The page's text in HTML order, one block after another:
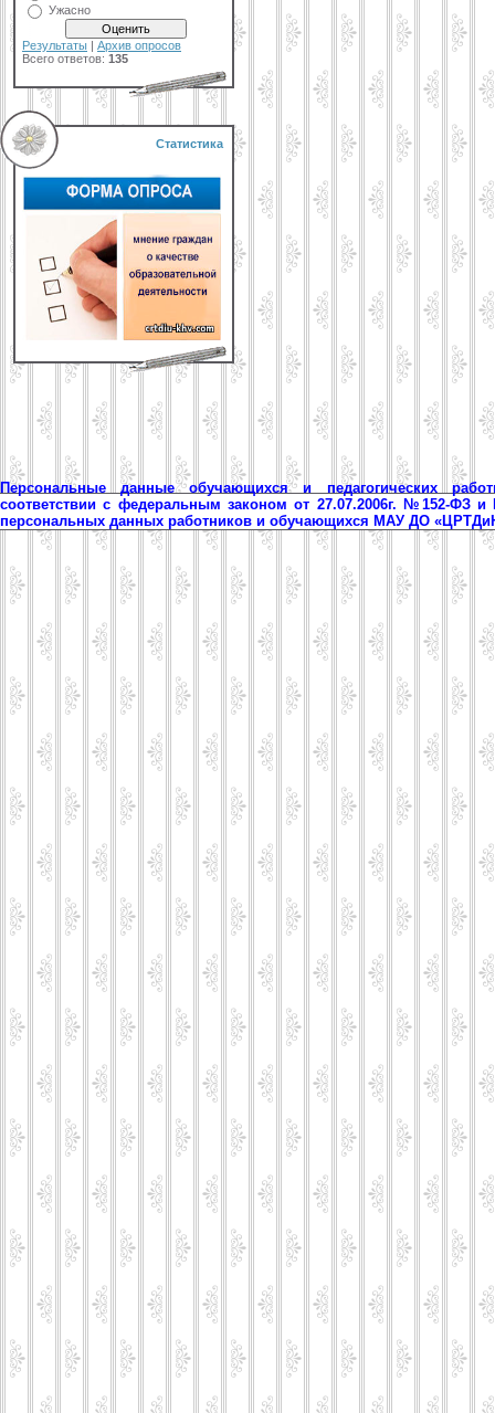
Ужасно
Результаты | Архив опросов
Всего ответов: 135
Статистика
Персональные данные обучающихся и педагогических
соответствии с федеральным законом от 27.07.2006г. №152-ФЗ
персональных данных работников и обучающихся МАУ ДО